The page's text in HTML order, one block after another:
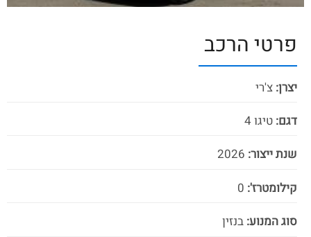
פרטי הרכב
יצרן: צ'רי
דגם: טיגו 4
שנת ייצור:
קילומטרז':
סוג המנוע: בנזין